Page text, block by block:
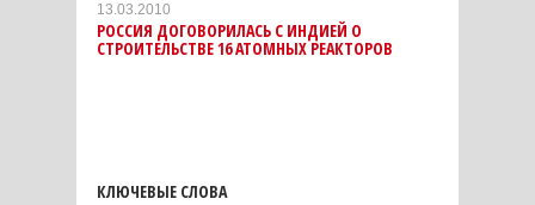
13.03.2010
РОССИЯ ДОГОВОРИЛАСЬ С ИНДИЕЙ О
СТРОИТЕЛЬСТВЕ 16 АТОМНЫХ РЕАКТОРОВ
КЛЮЧЕВЫЕ СЛОВА